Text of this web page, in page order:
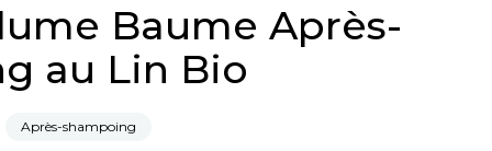
Baume Après-
au Lin Bio
Après-shampoing